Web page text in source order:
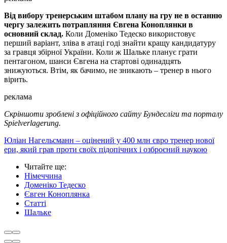
Від вибору тренерським штабом плану на гру не в останню
чергу залежить потрапляння Євгена Коноплянки в
основний склад. Коли Доменіко Тедеско використовує
перший варіант, зліва в атаці годі знайти кращу кандидатуру
за гравця збірної України. Коли ж Шальке планує грати
пентагоном, шанси Євгена на стартові одинадцять
знижуються. Втім, як бачимо, не зникають – тренер в нього
вірить.
реклама
Скріншоти зроблені з офіційного сайту Бундесліги та порталу
Spielverlagerung.
Юліан Нагельсманн – оцінений у 400 млн євро тренер нової
ери, який грав проти своїх підопічних і озброєний наукою
Читайте ще:
Німеччина
Доменіко Тедеско
Євген Коноплянка
Статті
Шальке